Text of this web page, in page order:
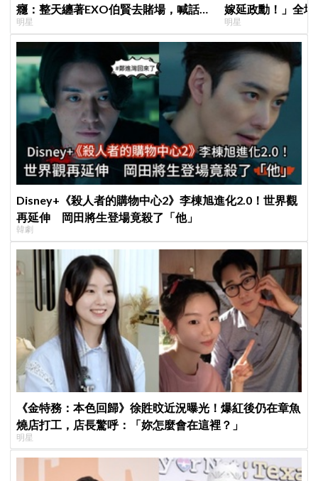
癮：整天纏著EXO伯賢去賭場，喊話
「伯賢啊，男人就是要會賭」
明星
嫁延政勳！」全
實原因笑翻
明星
Disney+《殺人者的購物中心2》李棟旭進化2.0！世界觀
再延伸 岡田將生登場竟殺了「他」
韓劇
《金特務：本色回歸》徐貹旼近況曝光！爆紅後仍在章魚
燒店打工，店長驚呼：「妳怎麼會在這裡？」
明星